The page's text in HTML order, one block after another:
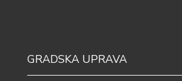
GRADSKA UPRAVA